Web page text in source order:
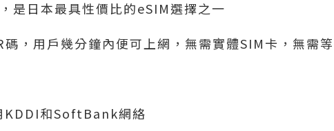
，是日本最具性價比的eSIM選擇之一
，用戶幾分鐘內便可上網，無需實體SIM卡，無需
KDDI和SoftBank網絡